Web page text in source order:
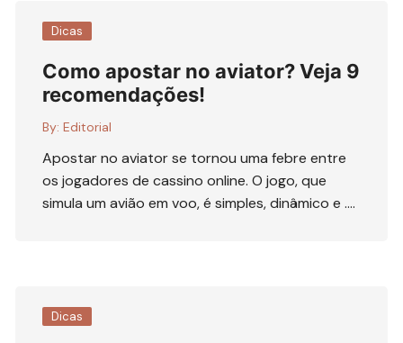
Dicas
Como apostar no aviator? Veja 9
recomendações!
By: Editorial
Apostar no aviator se tornou uma febre entre
os jogadores de cassino online. O jogo, que
simula um avião em voo, é simples, dinâmico e ….
Dicas